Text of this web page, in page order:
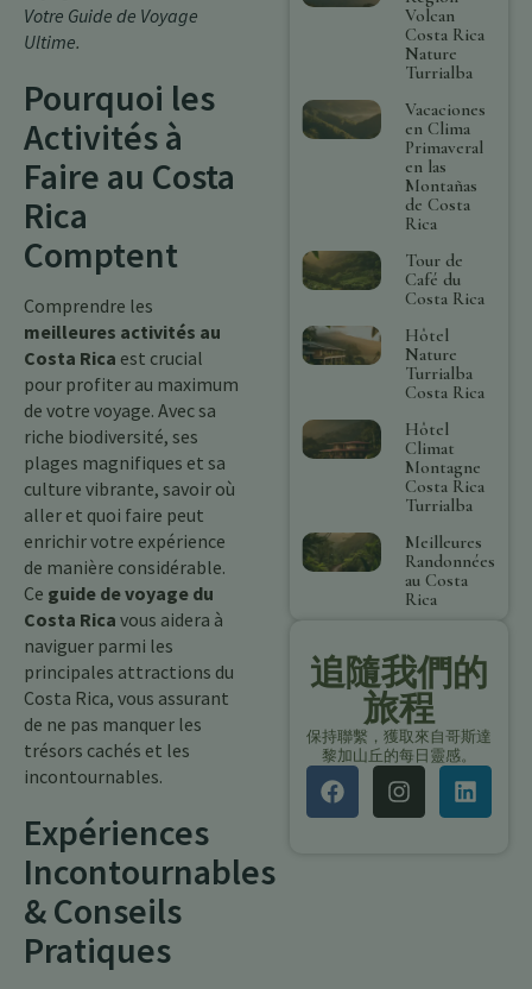
Votre Guide de Voyage
Ultime.
Pourquoi les
Activités à
Faire au Costa
Rica
Comptent
Comprendre les
meilleures activités au
Costa Rica est crucial
pour profiter au maximum
de votre voyage. Avec sa
riche biodiversité, ses
plages magnifiques et sa
culture vibrante, savoir où
aller et quoi faire peut
enrichir votre expérience
de manière considérable.
Ce guide de voyage du
Costa Rica vous aidera à
naviguer parmi les
principales attractions du
Costa Rica, vous assurant
de ne pas manquer les
trésors cachés et les
incontournables.
Expériences
Incontournables
& Conseils
Pratiques
Volcan
Costa Rica
Nature
Turrialba
Vacaciones
en Clima
Primaveral
en las
Montañas
de Costa
Rica
Tour de
Café du
Costa Rica
Hôtel
Nature
Turrialba
Costa Rica
Hôtel
Climat
Montagne
Costa Rica
Turrialba
Meilleures
Randonnées
au Costa
Rica
追隨我們的
旅程
保持聯繫，獲取來自哥斯達
黎加山丘的每日靈感。